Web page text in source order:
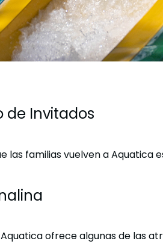
de Invitados
las familias vuelven a Aquatica
ofrece algunas de las